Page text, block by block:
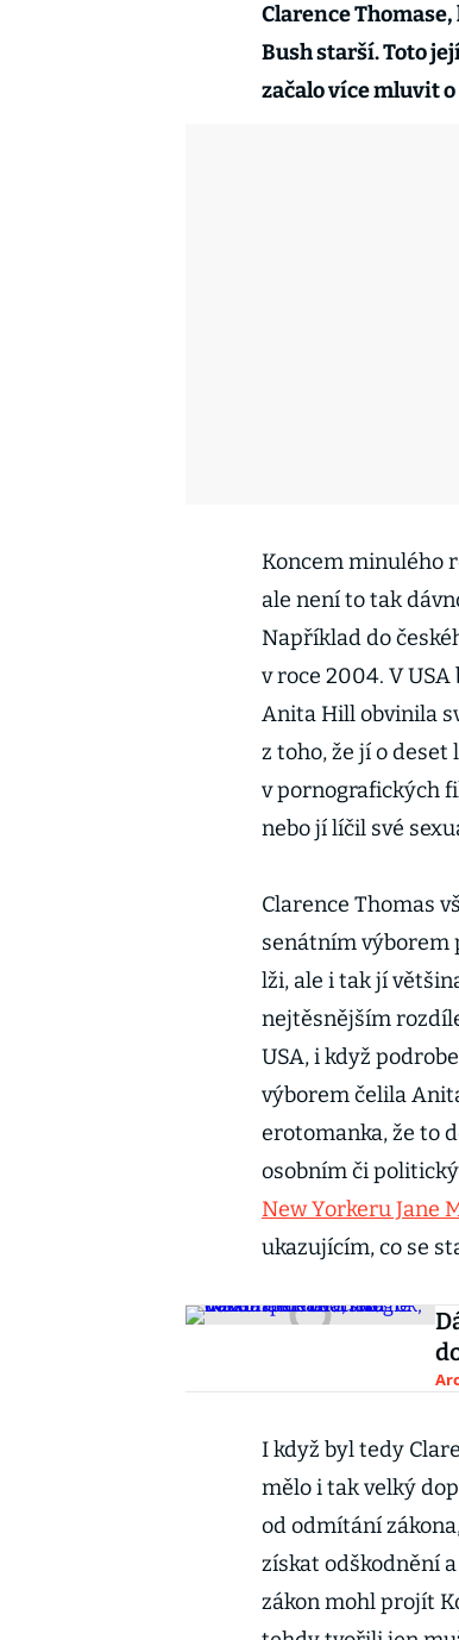
Clarence
Bush starší. Toto
začalo více mluvit
Koncem minulého
ale není to tak
Například do
v roce 2004. V
Anita Hill obvinila
z toho, že jí o
v pornografických
nebo jí líčil své
Clarence Thomas
senátním výborem
lži, ale i tak jí
nejtěsnějším
USA, i když
výborem čelila
erotomanka, že to
osobním či
New Yorkeru Jane
ukazujícím, co se
I když byl tedy
mělo i tak velký
od odmítání
získat odškodnění
zákon mohl projít